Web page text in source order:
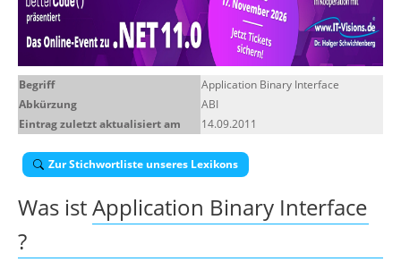
Wissen
Über uns
Begriff
Application Binary Interface
Abkürzung
ABI
Eintrag zuletzt aktualisiert am
14.09.2011
Zur Stichwortliste unseres Lexikons
Was istApplication Binary Interface
?